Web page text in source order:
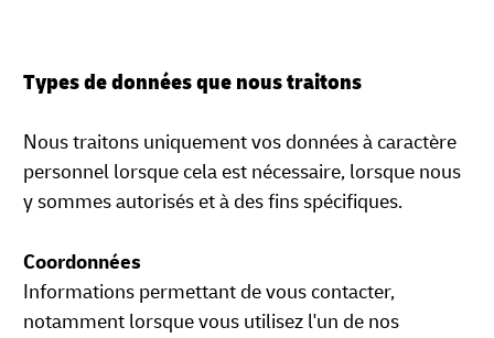
Types de données que nous traitons
Nous traitons uniquement vos données à caractère
personnel lorsque cela est nécessaire, lorsque nous
y sommes autorisés et à des fins spécifiques.
Coordonnées
Informations permettant de vous contacter,
notamment lorsque vous utilisez l'un de nos